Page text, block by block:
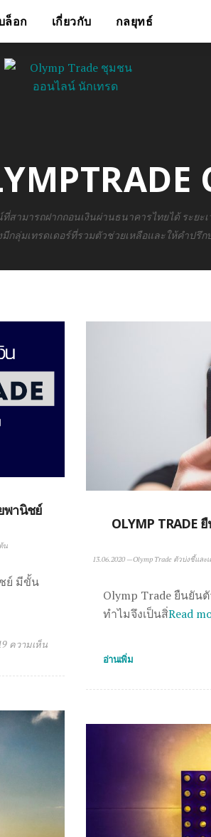
ล็อก เกี่ยวกับ กลยุทธ์
ที่สามารถฝากถอนเงินผ่านธนาคารไทยได้ ระย
มีกลุ่มเทรดเดอร์ที่รวมตัวช่วยเหลือและให้คำปรึก
พานิชย์
น
ย์ มีขั้น
ความเห็น
OLYMP TRADE
13.06.2020 —Olymp Trade ตัวบ่งชี้และ
Olymp Trade ยืนยัน
ทำไมจึงเป็นสิ่Read
อ่านเพิ่ม